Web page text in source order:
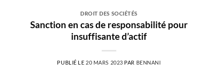
DROIT DES SOCIÉTÉS
Sanction en cas de responsabilité pour
insuffisante d’actif
PUBLIÉ LE 20 MARS 2023 PAR BENNANI